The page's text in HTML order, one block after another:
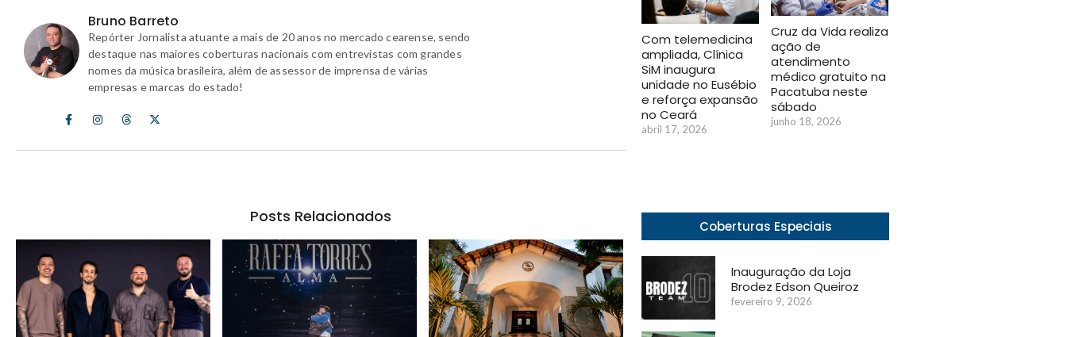
Bruno Barreto
Repórter Jornalista atuante a mais de 20 anos no mercado cearense, sendo
destaque nas maiores coberturas nacionais com entrevistas com grandes
nomes da música brasileira, além de assessor de imprensa de várias
empresas e marcas do estado!
Posts Relacionados
Com telemedicina
ampliada, Clínica
SiM inaugura
unidade no Eusébio
e reforça expansão
no Ceará
abril 17, 2026
Cruz da Vida realiza
ação de
atendimento
médico gratuito na
Pacatuba neste
sábado
junho 18, 2026
Coberturas Especiais
Inauguração da Loja
Brodez Edson Queiroz
fevereiro 9, 2026